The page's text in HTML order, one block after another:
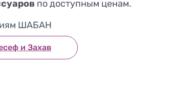
по доступным ценам.
ШАБАН
и Захав